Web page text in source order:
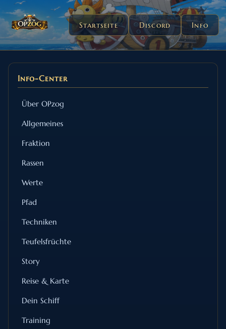
Startseite Discord Info
Info-Center
Über OPzog
Allgemeines
Fraktion
Rassen
Werte
Pfad
Techniken
Teufelsfrüchte
Story
Reise & Karte
Dein Schiff
Training